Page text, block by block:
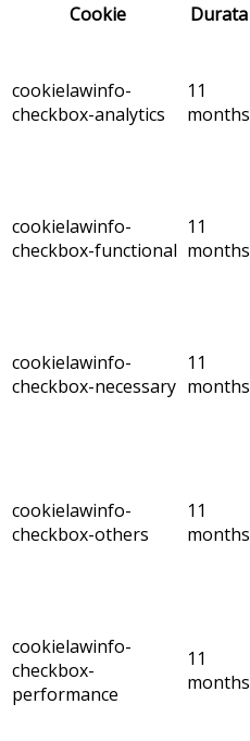
Cookie
Durata
cookielawinfo-
checkbox-analytics
11
months
cookielawinfo-
checkbox-functional
11
months
cookielawinfo-
checkbox-necessary
11
months
cookielawinfo-
checkbox-others
11
months
cookielawinfo-
checkbox-
performance
11
months